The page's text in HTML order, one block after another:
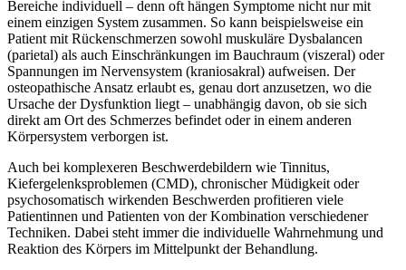
Bereiche individuell – denn oft hängen Symptome nicht nur mit
einem einzigen System zusammen. So kann beispielsweise ein
Patient mit Rückenschmerzen sowohl muskuläre Dysbalancen
(parietal) als auch Einschränkungen im Bauchraum (viszeral) oder
Spannungen im Nervensystem (kraniosakral) aufweisen. Der
osteopathische Ansatz erlaubt es, genau dort anzusetzen, wo die
Ursache der Dysfunktion liegt – unabhängig davon, ob sie sich
direkt am Ort des Schmerzes befindet oder in einem anderen
Körpersystem verborgen ist.
Auch bei komplexeren Beschwerdebildern wie Tinnitus,
Kiefergelenksproblemen (CMD), chronischer Müdigkeit oder
psychosomatisch wirkenden Beschwerden profitieren viele
Patientinnen und Patienten von der Kombination verschiedener
Techniken. Dabei steht immer die individuelle Wahrnehmung und
Reaktion des Körpers im Mittelpunkt der Behandlung.